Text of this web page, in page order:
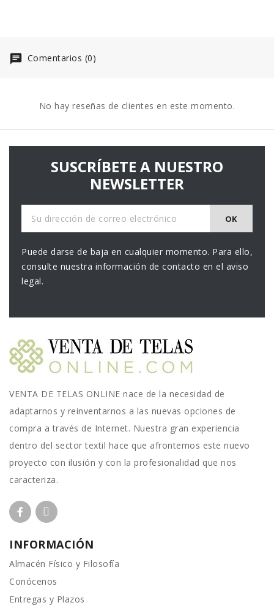
Comentarios (0)
No hay reseñas de clientes en este momento.
SUSCRÍBETE A NUESTRO
NEWSLETTER
Puede darse de baja en cualquier momento. Para ello,
consulte nuestra información de contacto en el aviso
legal.
VENTA DE TELAS ONLINE nace de la necesidad de
adaptarnos y reinventarnos a las nuevas opciones de
compra a través de Internet. Nuestra gran experiencia
dentro del sector textil hace que afrontemos este nuevo
proyecto con ilusión y con la profesionalidad que nos
caracteriza.
INFORMACIÓN
Almacén Físico y Filosofía
Conócenos
Entregas y Plazos